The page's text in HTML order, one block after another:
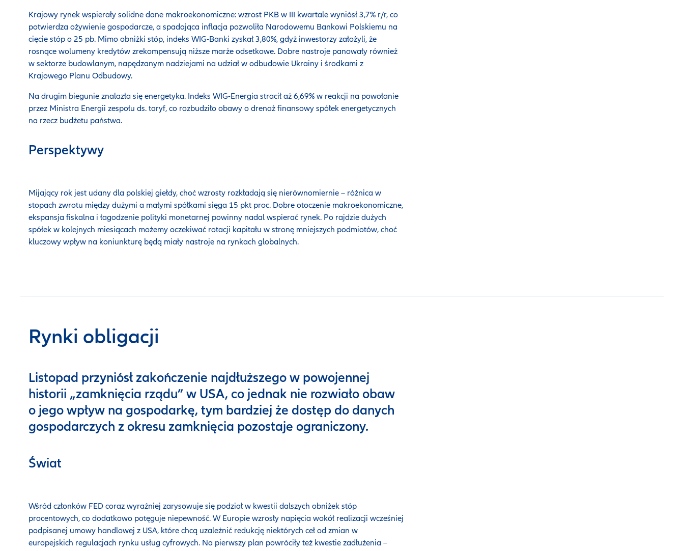
Krajowy rynek wspierały solidne dane makroekonomiczne: wzrost PKB w III kwartale wyniósł 3,7% r/r, co
potwierdza ożywienie gospodarcze, a spadająca inflacja pozwoliła Narodowemu Bankowi Polskiemu na
cięcie stóp o 25 pb. Mimo obniżki stóp, indeks WIG-Banki zyskał 3,80%, gdyż inwestorzy założyli, że
rosnące wolumeny kredytów zrekompensują niższe marże odsetkowe. Dobre nastroje panowały również
w sektorze budowlanym, napędzanym nadziejami na udział w odbudowie Ukrainy i środkami z
Krajowego Planu Odbudowy.
Na drugim biegunie znalazła się energetyka. Indeks WIG-Energia stracił aż 6,69% w reakcji na powołanie
przez Ministra Energii zespołu ds. taryf, co rozbudziło obawy o drenaż finansowy spółek energetycznych
na rzecz budżetu państwa.
Perspektywy
Mijający rok jest udany dla polskiej giełdy, choć wzrosty rozkładają się nierównomiernie – różnica w
stopach zwrotu między dużymi a małymi spółkami sięga 15 pkt proc. Dobre otoczenie makroekonomiczne,
ekspansja fiskalna i łagodzenie polityki monetarnej powinny nadal wspierać rynek. Po rajdzie dużych
spółek w kolejnych miesiącach możemy oczekiwać rotacji kapitału w stronę mniejszych podmiotów, choć
kluczowy wpływ na koniunkturę będą miały nastroje na rynkach globalnych.
Rynki obligacji
Listopad przyniósł zakończenie najdłuższego w powojennej
historii „zamknięcia rządu” w USA, co jednak nie rozwiało obaw
o jego wpływ na gospodarkę, tym bardziej że dostęp do danych
gospodarczych z okresu zamknięcia pozostaje ograniczony.
Świat
Wśród członków FED coraz wyraźniej zarysowuje się podział w kwestii dalszych obniżek stóp
procentowych, co dodatkowo potęguje niepewność. W Europie wzrosły napięcia wokół realizacji wcześniej
podpisanej umowy handlowej z USA, które chcą uzależnić redukcję niektórych ceł od zmian w
europejskich regulacjach rynku usług cyfrowych. Na pierwszy plan powróciły też kwestie zadłużenia –